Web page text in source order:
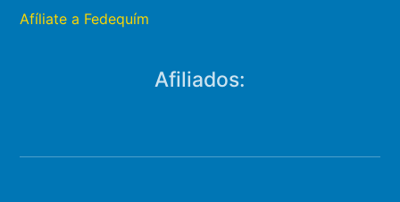
Afíliate a Fedequím
Afiliados: